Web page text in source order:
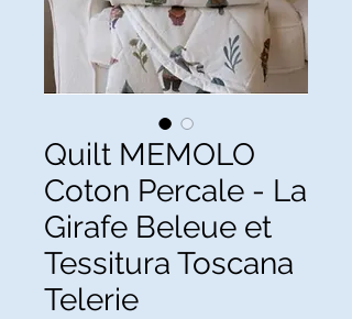
Quilt MEMOLO
Coton Percale - La
Girafe Beleue et
Tessitura Toscana
Telerie